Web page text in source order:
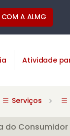
COM A ALMG
Atividade
Serviços
do Consumidor